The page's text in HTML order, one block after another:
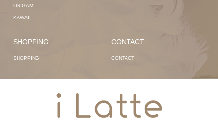
ORIGAMI
KAWAII
SHOPPING
SHOPPING
CONTACT
CONTACT